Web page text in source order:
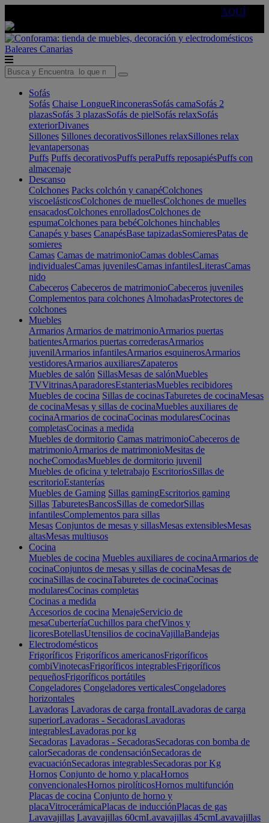
AQUÍ
Baleares Canarias
Sofás
Sofás Chaise LongueRinconerasSofás camaSofás 2
plazasSofás 3 plazasSofás de pielSofás relaxSofás
exteriorDivanes
Sillones Sillones decorativosSillones relaxSillones relax
levantapersonas
Puffs Puffs decorativosPuffs peraPuffs reposapiésPuffs con
almacenaje
Descanso
Colchones Packs colchón y canapéColchones
viscoelásticosColchones de muellesColchones de muelles
ensacadosColchones enrolladosColchones de
espumaColchones para bebéColchones hinchables
Canapés y bases CanapésBase tapizadasSomieresPatas de
somieres
Camas Camas de matrimonioCamas doblesCamas
individualesCamas juvenilesCamas infantilesLiterasCamas
nido
Cabeceros Cabeceros de matrimonioCabeceros juveniles
Complementos para colchones AlmohadasProtectores de
colchones
Muebles
Armarios Armarios de matrimonioArmarios puertas
batientesArmarios puertas correderasArmarios
juvenilArmarios infantilesArmarios esquinerosArmarios
vestidoresArmarios auxiliaresZapateros
Muebles de salón SillasMesas de salónMuebles
TVVitrinasAparadoresEstanteriasMuebles recibidores
Muebles de cocina Sillas de cocinasTaburetes de cocinaMesas
de cocinaMesas y sillas de cocinaMuebles auxiliares de
cocinaArmarios de cocinaCocinas modularesCocinas
completasCocinas a medida
Muebles de dormitorio Camas matrimonioCabeceros de
matrimonioArmarios de matrimonioMesitas de
nocheComodasMuebles de dormitorio juvenil
Muebles de oficina y teletrabajo EscritoriosSillas de
escritorioEstanterías
Muebles de Gaming Sillas gamingEscritorios gaming
Sillas TaburetesBancosSillas de comedorSillas
infantilesComplementos para sillas
Mesas Conjuntos de mesas y sillasMesas extensiblesMesas
altasMesas multiusos
Cocina
Muebles de cocina Muebles auxiliares de cocinaArmarios de
cocinaConjuntos de mesas y sillas de cocinaMesas de
cocinaSillas de cocinaTaburetes de cocinaCocinas
modularesCocinas completas
Cocinas a medida
Accesorios de cocina MenajeServicio de
mesaCuberteríaCuchillos para chefVinos y
licoresBotellasUtensilios de cocinaVajillaBandejas
Electrodomésticos
Frigoríficos Frigoríficos americanosFrigoríficos
combiVinotecasFrigoríficos integrablesFrigoríficos
pequeñosFrigoríficos portátiles
Congeladores Congeladores verticalesCongeladores
horizontales
Lavadoras Lavadoras de carga frontalLavadoras de carga
superiorLavadoras - SecadorasLavadoras
integrablesLavadoras por kg
Secadoras Lavadoras - SecadorasSecadoras con bomba de
calorSecadoras de condensaciónSecadoras de
evacuaciónSecadoras integrablesSecadoras por Kg
Hornos Conjunto de horno y placaHornos
convencionalesHornos pirolíticosHornos multifunción
Placas de cocina Conjunto de horno y
placaVitrocerámicaPlacas de inducciónPlacas de gas
Lavavajillas Lavavajillas 60cmLavavajillas 45cmLavavajillas